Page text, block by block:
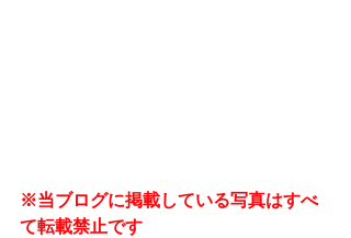
※当ブログに掲載している写真はすべ
て転載禁止です